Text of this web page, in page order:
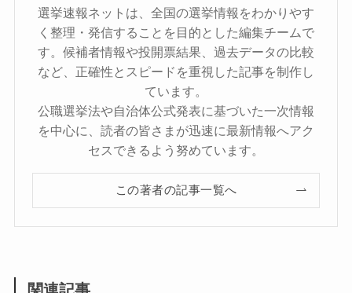
選挙速報ネットは、全国の選挙情報をわかりやす
く整理・発信することを目的とした編集チームで
す。候補者情報や投開票結果、過去データの比較
など、正確性とスピードを重視した記事を制作し
ています。
公職選挙法や自治体公式発表に基づいた一次情報
を中心に、読者の皆さまが迅速に最新情報へアク
セスできるよう努めています。
この著者の記事一覧へ